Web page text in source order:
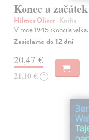
Konec a začátek
Hilmes Oliver| Kniha
V roce 1945 skončila
Zasielame do 12 dní
20,47 €
21,10 € ?